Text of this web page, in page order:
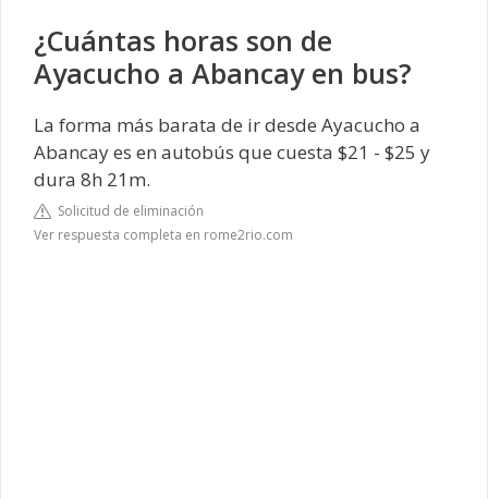
¿Cuántas horas son de
Ayacucho a Abancay en bus?
La forma más barata de ir desde Ayacucho a
Abancay es en autobús que cuesta $21 - $25 y
dura 8h 21m.
Solicitud de eliminación
Ver respuesta completa en rome2rio.com